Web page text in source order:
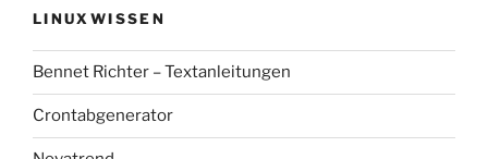
LINUXWISSEN
Bennet Richter – Textanleitungen
Crontabgenerator